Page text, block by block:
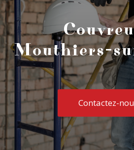
Mouthiers-
Contactez-